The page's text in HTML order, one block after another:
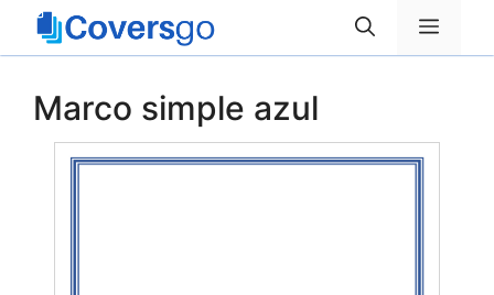
Saltar
Menú
Marco simple azul